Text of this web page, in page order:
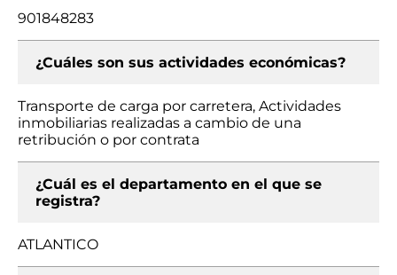
901848283
¿Cuáles son sus actividades económicas?
Transporte de carga por carretera, Actividades
inmobiliarias realizadas a cambio de una
retribución o por contrata
¿Cuál es el departamento en el que se
registra?
ATLANTICO